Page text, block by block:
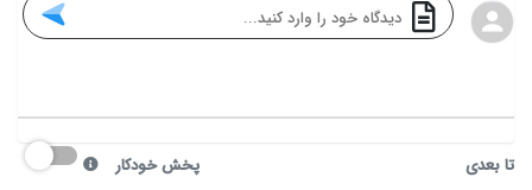
تا بعدی پخش خودکار